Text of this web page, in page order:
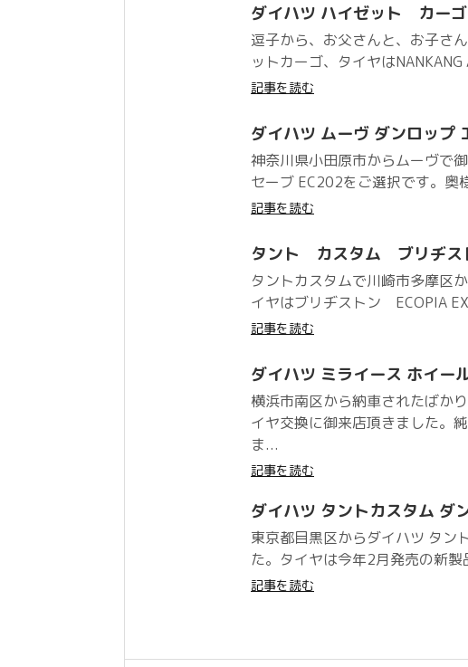
ダイハツ ハイゼット カー
逗子から、お父さんと、お子さ
ットカーゴ、タイヤは
記事を読む
ダイハツ ムーヴ ダンロッ
神奈川県小田原市からムーヴで
セーブ EC202をご選択です。奥
記事を読む
タント カスタム ブリヂ
タントカスタムで川崎市多摩区
イヤはブリヂストン ECOPIA
記事を読む
ダイハツ ミライース ホイー
横浜市南区から納車されたばか
イヤ交換に御来店頂きました。
ま...
記事を読む
ダイハツ タントカスタム
東京都目黒区からダイハツ タン
た。タイヤは今年2月発売の新製
記事を読む